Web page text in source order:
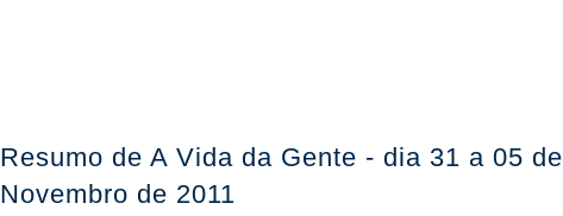
Resumo de A Vida da Gente - dia 31 a 05 de
Novembro de 2011